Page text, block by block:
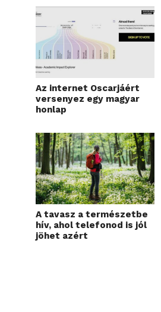
Az internet Oscarjáért
versenyez egy magyar
honlap
A tavasz a természetbe
hív, ahol telefonod is jól
jöhet azért